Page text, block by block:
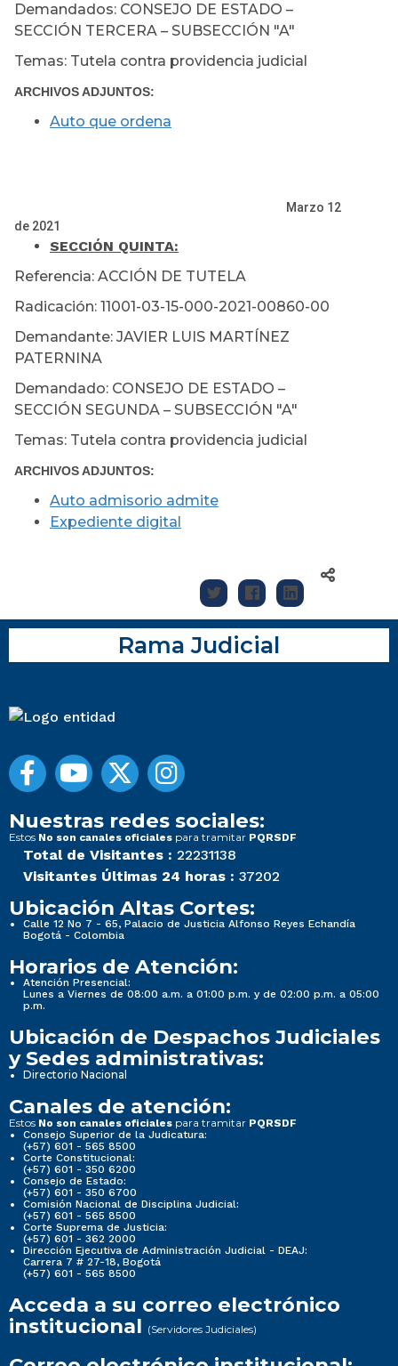
Demandados: CONSEJO DE ESTADO –
SECCIÓN TERCERA – SUBSECCIÓN "A"
Temas: Tutela contra providencia judicial
ARCHIVOS ADJUNTOS:
Auto que ordena
Marzo 12
de 2021
SECCIÓN QUINTA:
Referencia: ACCIÓN DE TUTELA
Radicación: 11001-03-15-000-2021-00860-00
Demandante: JAVIER LUIS MARTÍNEZ
PATERNINA
Demandado: CONSEJO DE ESTADO –
SECCIÓN SEGUNDA – SUBSECCIÓN "A"
Temas: Tutela contra providencia judicial
ARCHIVOS ADJUNTOS:
Auto admisorio admite
Expediente digital
Rama Judicial
Nuestras redes sociales:
Estos No son canales oficiales para tramitar PQRSDF
Total de Visitantes : 22231138
Visitantes Últimas 24 horas : 37202
Ubicación Altas Cortes:
Calle 12 No 7 - 65, Palacio de Justicia Alfonso Reyes Echandía
Bogotá - Colombia
Horarios de Atención:
Atención Presencial:
Lunes a Viernes de 08:00 a.m. a 01:00 p.m. y de 02:00 p.m. a 05:00
p.m.
Ubicación de Despachos Judiciales
y Sedes administrativas:
Directorio Nacional
Canales de atención:
Estos No son canales oficiales para tramitar PQRSDF
Consejo Superior de la Judicatura:
(+57) 601 - 565 8500
Corte Constitucional:
(+57) 601 - 350 6200
Consejo de Estado:
(+57) 601 - 350 6700
Comisión Nacional de Disciplina Judicial:
(+57) 601 - 565 8500
Corte Suprema de Justicia:
(+57) 601 - 362 2000
Dirección Ejecutiva de Administración Judicial - DEAJ:
Carrera 7 # 27-18, Bogotá
(+57) 601 - 565 8500
Acceda a su correo electrónico
institucional (Servidores Judiciales)